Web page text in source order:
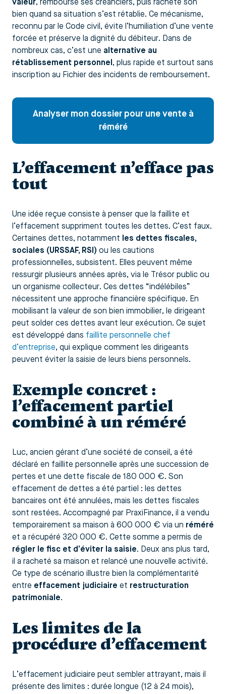
valeur, rembourse ses créanciers, puis rachète son
bien quand sa situation s’est rétablie. Ce mécanisme,
reconnu par le Code civil, évite l’humiliation d’une vente
forcée et préserve la dignité du débiteur. Dans de
nombreux cas, c’est une alternative au
rétablissement personnel , plus rapide et surtout sans
inscription au Fichier des incidents de remboursement.
Analyser mon dossier pour une vente à
réméré
L’effacement n’efface pas
tout
Une idée reçue consiste à penser que la faillite et
l’effacement suppriment toutes les dettes. C’est faux.
Certaines dettes, notamment
les dettes fiscales,
sociales (URSSAF, RSI) ou les cautions
professionnelles, subsistent. Elles peuvent même
ressurgir plusieurs années après, via le Trésor public ou
un organisme collecteur. Ces dettes “indélébiles”
nécessitent une approche financière spécifique. En
mobilisant la valeur de son bien immobilier, le dirigeant
peut solder ces dettes avant leur exécution. Ce sujet
est développé dans faillite personnelle chef
d’entreprise, qui explique comment les dirigeants
peuvent éviter la saisie de leurs biens personnels.
Exemple concret :
l’effacement partiel
combiné à un réméré
Luc, ancien gérant d’une société de conseil, a été
déclaré en faillite personnelle après une succession de
pertes et une dette fiscale de 180 000 €. Son
effacement de dettes a été partiel : les dettes
bancaires ont été annulées, mais les dettes fiscales
sont restées. Accompagné par PraxiFinance, il a vendu
temporairement sa maison à 600 000 € via un réméré
et a récupéré 320 000 €. Cette somme a permis de
régler le fisc et d’éviter la saisie. Deux ans plus tard,
il a racheté sa maison et relancé une nouvelle activité.
Ce type de scénario illustre bien la complémentarité
entre effacement judiciaire et restructuration
patrimoniale.
Les limites de la
procédure d’effacement
L’effacement judiciaire peut sembler attrayant, mais il
présente des limites : durée longue (12 à 24 mois),